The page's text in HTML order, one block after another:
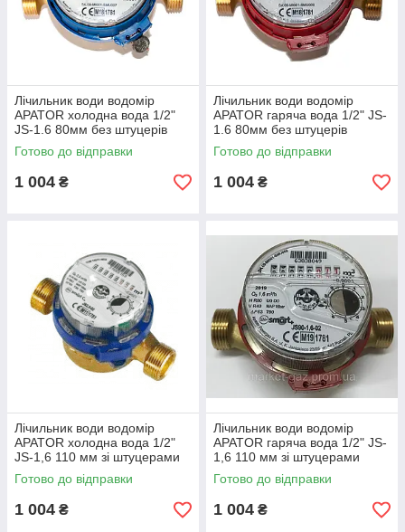
Лічильник води водомір
APATOR холодна вода 1/2"
JS-1.6 80мм без штуцерів
Серпня 2026 року
Готово до відправки
1 004 ₴
Лічильник води водомір
APATOR гаряча вода 1/2" JS-
1.6 80мм без штуцерів
Серпня 2026 року
Готово до відправки
1 004 ₴
Лічильник води водомір
APATOR холодна вода 1/2"
JS-1,6 110 мм зі штуцерами
Серпня 2026 року
Готово до відправки
1 004 ₴
Лічильник води водомір
APATOR гаряча вода 1/2" JS-
1,6 110 мм зі штуцерами
Серпня 2026 року
Готово до відправки
1 004 ₴